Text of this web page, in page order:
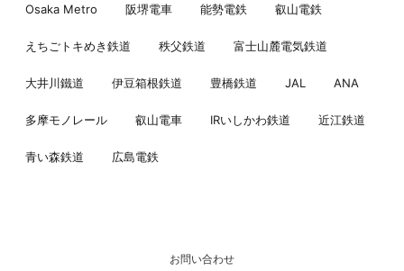
Osaka Metro 阪堺電車 能勢電鉄 叡山電鉄
えちごトキめき鉄道 秩父鉄道 富士山麓電気鉄道
大井川鐵道 伊豆箱根鉄道 豊橋鉄道 JAL ANA
多摩モノレール 叡山電車 IRいしかわ鉄道 近江鉄道
青い森鉄道 広島電鉄
お問い合わせ